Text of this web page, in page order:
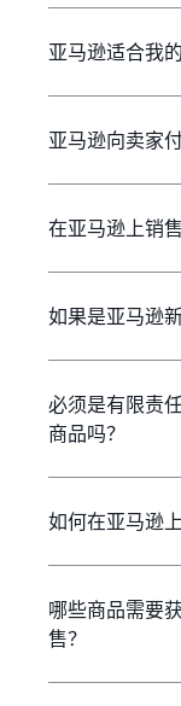
亚马逊适合我
亚马逊向卖家
在亚马逊上销
如果是亚马逊
必须是有限责
商品吗？
如何在亚马逊
哪些商品需要
售？